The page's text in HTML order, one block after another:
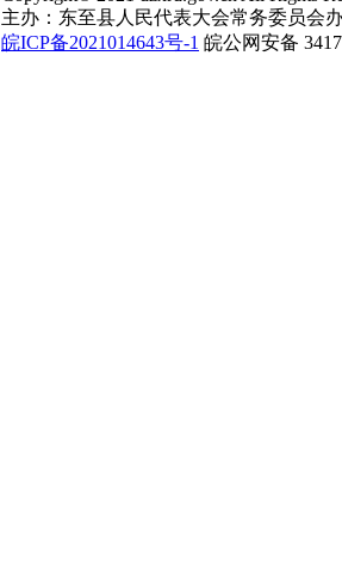
主办：东至县人民代表大会常务委员会
皖ICP备2021014643号-1 皖公网安备